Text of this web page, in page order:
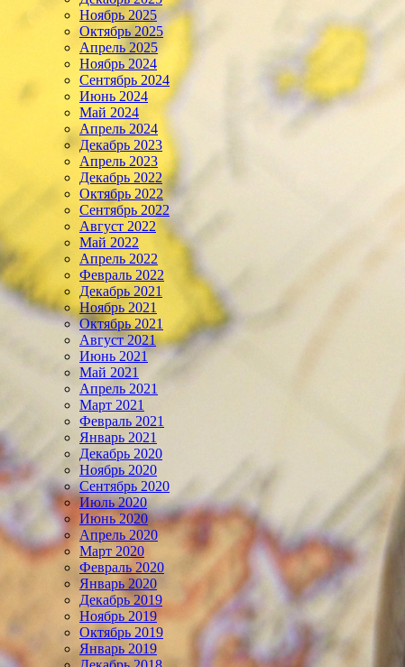
Ноябрь 2025
Октябрь 2025
Апрель 2025
Ноябрь 2024
Сентябрь 2024
Июнь 2024
Май 2024
Апрель 2024
Декабрь 2023
Апрель 2023
Декабрь 2022
Октябрь 2022
Сентябрь 2022
Август 2022
Май 2022
Апрель 2022
Февраль 2022
Декабрь 2021
Ноябрь 2021
Октябрь 2021
Август 2021
Июнь 2021
Май 2021
Апрель 2021
Март 2021
Февраль 2021
Январь 2021
Декабрь 2020
Ноябрь 2020
Сентябрь 2020
Июль 2020
Июнь 2020
Апрель 2020
Март 2020
Февраль 2020
Январь 2020
Декабрь 2019
Ноябрь 2019
Октябрь 2019
Январь 2019